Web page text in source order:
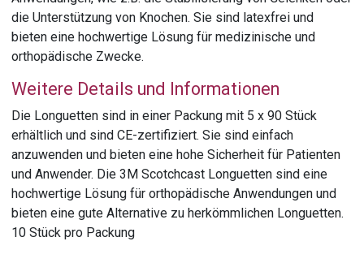
die Unterstützung von Knochen. Sie sind latexfrei und
bieten eine hochwertige Lösung für medizinische und
orthopädische Zwecke.
Weitere Details und Informationen
Die Longuetten sind in einer Packung mit 5 x 90 Stück
erhältlich und sind CE-zertifiziert. Sie sind einfach
anzuwenden und bieten eine hohe Sicherheit für Patienten
und Anwender. Die 3M Scotchcast Longuetten sind eine
hochwertige Lösung für orthopädische Anwendungen und
bieten eine gute Alternative zu herkömmlichen Longuetten.
10 Stück pro Packung